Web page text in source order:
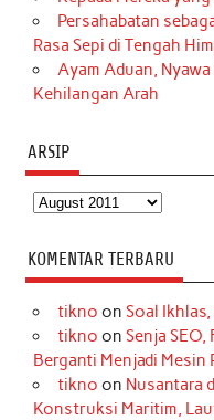
Persahabatan
Rasa Sepi di Tengah
Ayam Aduan,
Kehilangan Arah
ARSIP
Arsip
KOMENTAR TERBARU
tikno on Soal
tikno on Senja SEO,
Berganti Menjadi Mesin
tikno on Nusantara
Konstruksi Maritim,